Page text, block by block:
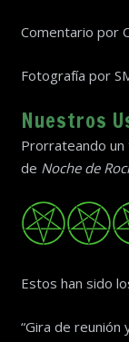
Comentario por
Fotografía por
Nuestros
Prorrateando
de Noche de
Estos han sido
“Gira de reunión